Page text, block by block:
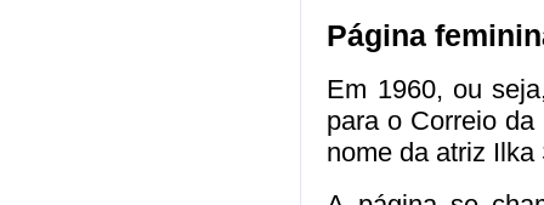
Página
Em 1960, ou
para o Correio
nome da atriz